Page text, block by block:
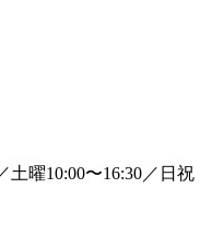
土曜10:00〜16:30／日祝